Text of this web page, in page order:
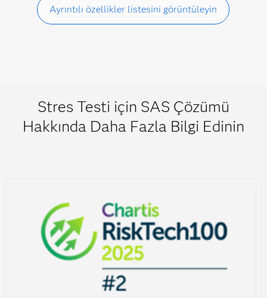
Ayrıntılı özellikler listesini görüntüleyin
Stres Testi için SAS Çözümü
Hakkında Daha Fazla Bilgi Edinin